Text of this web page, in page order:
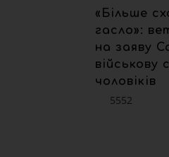
«Більше
гасло»:
на заяву
військову
чоловіків
5552